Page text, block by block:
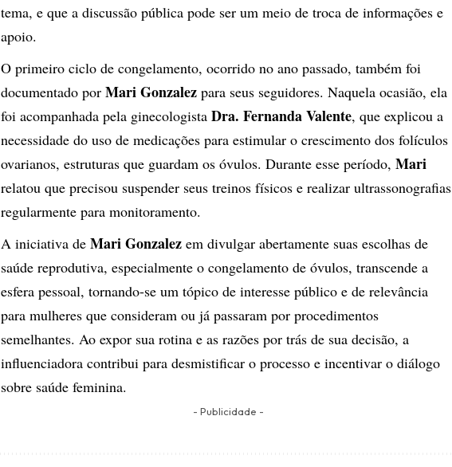
tema, e que a discussão pública pode ser um meio de troca de informações e
apoio.
O primeiro ciclo de congelamento, ocorrido no ano passado, também foi
documentado por Mari Gonzalez para seus seguidores. Naquela ocasião, ela
foi acompanhada pela ginecologista Dra. Fernanda Valente, que explicou a
necessidade do uso de medicações para estimular o crescimento dos folículos
ovarianos, estruturas que guardam os óvulos. Durante esse período, Mari
relatou que precisou suspender seus treinos físicos e realizar ultrassonografias
regularmente para monitoramento.
A iniciativa de Mari Gonzalez em divulgar abertamente suas escolhas de
saúde reprodutiva, especialmente o congelamento de óvulos, transcende a
esfera pessoal, tornando-se um tópico de interesse público e de relevância
para mulheres que consideram ou já passaram por procedimentos
semelhantes. Ao expor sua rotina e as razões por trás de sua decisão, a
influenciadora contribui para desmistificar o processo e incentivar o diálogo
sobre saúde feminina.
- Publicidade -